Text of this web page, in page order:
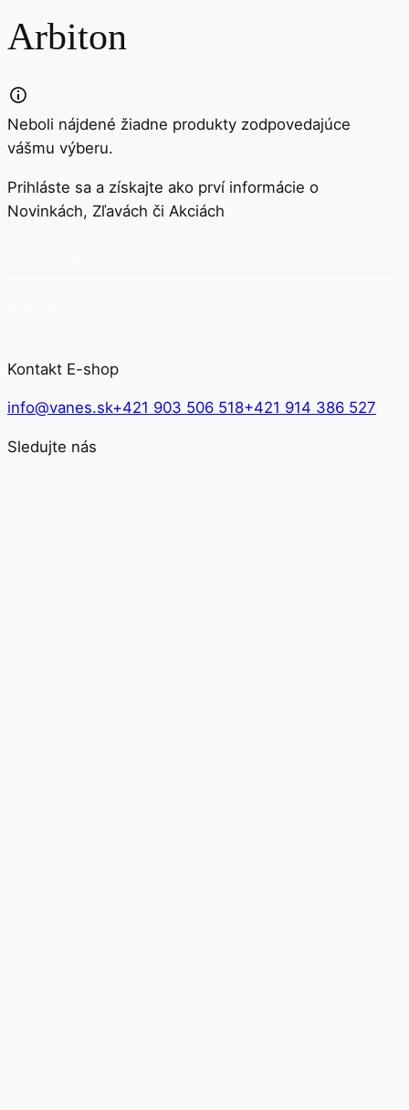
Arbiton
Neboli nájdené žiadne produkty zodpovedajúce
vášmu výberu.
Prihláste sa a získajte ako prví informácie o
Novinkách, Zľavách či Akciách
Kontakt E-shop
info@vanes.sk+421 903 506 518+421 914 386 527
Sledujte nás